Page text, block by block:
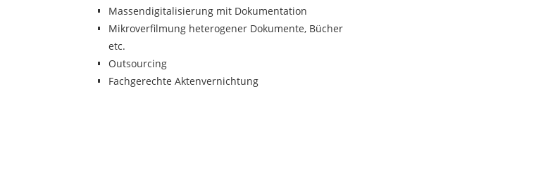
Massendigitalisierung mit Dokumentation
Mikroverfilmung heterogener Dokumente, Bücher
etc.
Outsourcing
Fachgerechte Aktenvernichtung